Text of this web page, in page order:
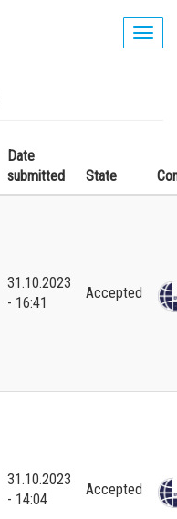
Date
submitted
State
31.10.2023
- 16:41
Accepted
31.10.2023
- 14:04
Accepted